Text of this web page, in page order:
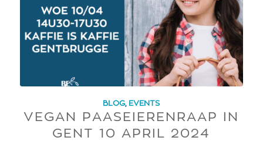
BLOG, EVENTS
VEGAN PAASEIERENRAAP IN
GENT 10 APRIL 2024